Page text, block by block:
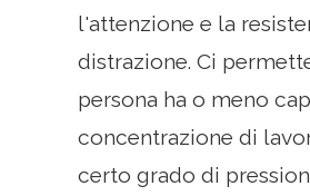
l'attenzione e la
distrazione. Ci
persona ha o meno
concentrazione di
certo grado di